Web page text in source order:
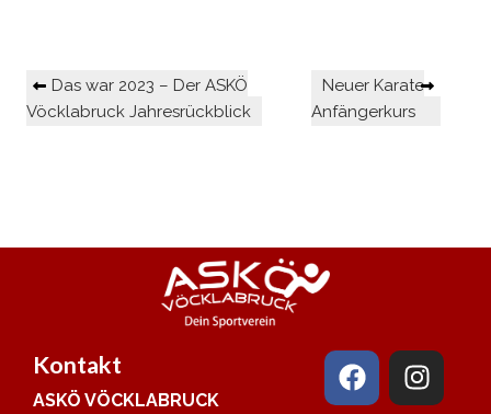
Das war 2023 – Der ASKÖ
Vöcklabruck Jahresrückblick
Neuer Karate
Anfängerkurs
Kontakt
ASKÖ VÖCKLABRUCK